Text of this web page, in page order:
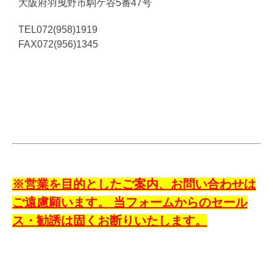
大阪府羽曳野市駒ケ谷5番47号
TEL072(958)1919
FAX072(956)1345
※営業を目的としたご案内、お問い合わせは
ご遠慮願います。 当フォームからのセール
ス・勧誘は固くお断りいたします。